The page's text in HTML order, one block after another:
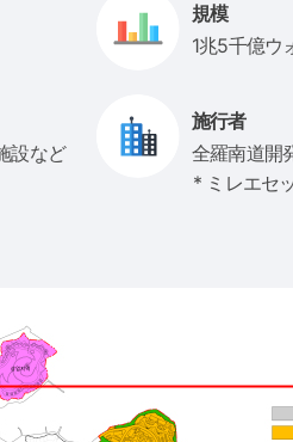
規模
1兆5千億ウ
設など
施行者
全羅南道開
* ミレエセ